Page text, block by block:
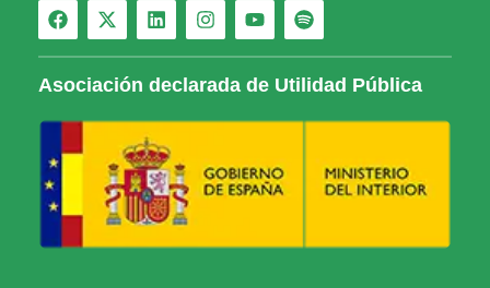
Asociación declarada de Utilidad Pública